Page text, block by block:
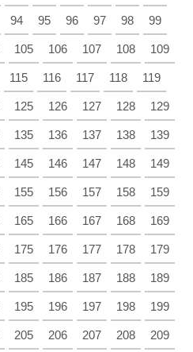
94 95 96 97 98 99
105 106 107 108 109
115 116 117 118 119
125 126 127 128 129
135 136 137 138 139
145 146 147 148 149
155 156 157 158 159
165 166 167 168 169
175 176 177 178 179
185 186 187 188 189
195 196 197 198 199
205 206 207 208 209